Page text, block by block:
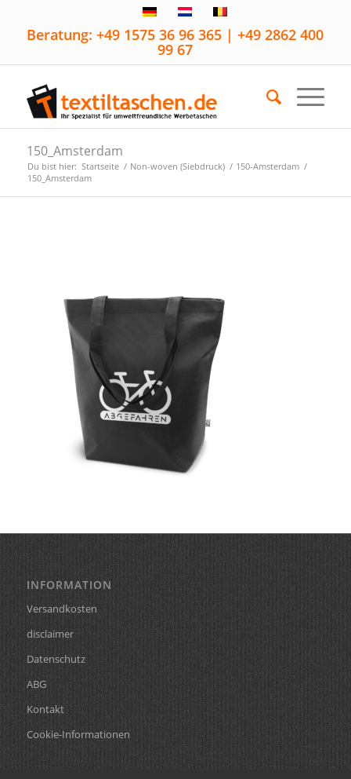
Beratung: +49 1575 36 96 365 | +49 2862 400
99 67
150_Amsterdam
Du bist hier: Startseite / Non-woven (Siebdruck) / 150-Amsterdam /
150_Amsterdam
INFORMATION
Versandkosten
disclaimer
Datenschutz
ABG
Kontakt
Cookie-Informationen